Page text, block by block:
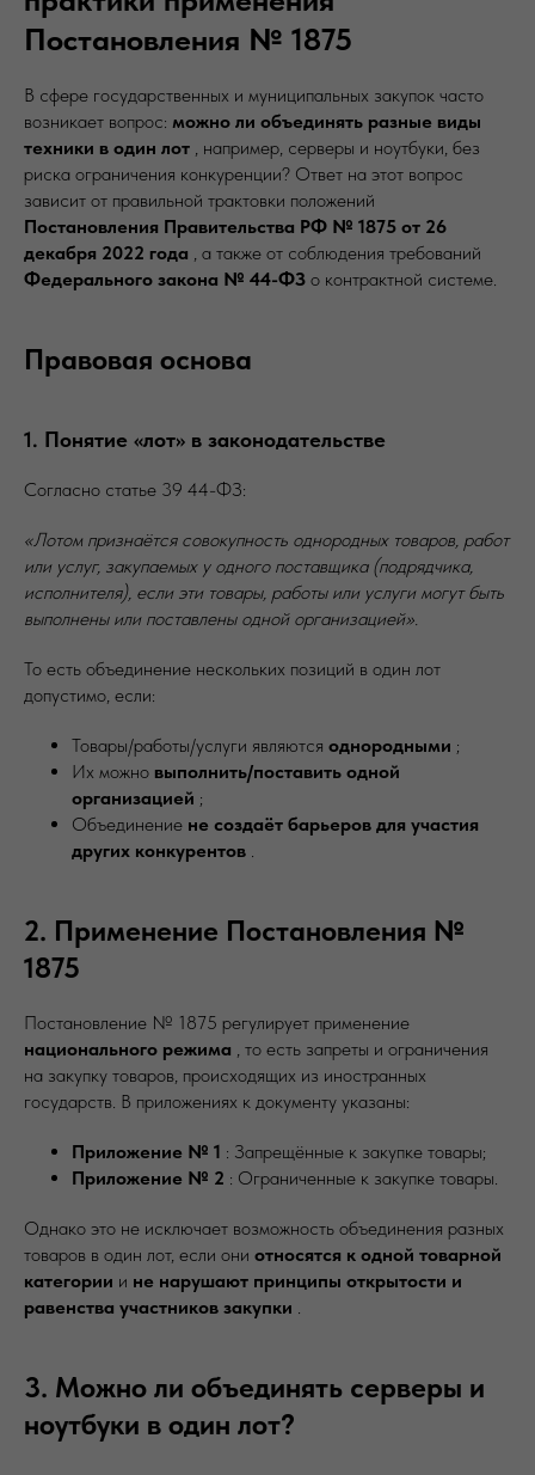
Постановления № 1875
В сфере государственных и муниципальных закупок часто
возникает вопрос: можно ли объединять разные виды
техники в один лот , например, серверы и ноутбуки, без
риска ограничения конкуренции? Ответ на этот вопрос
зависит от правильной трактовки положений
Постановления Правительства РФ № 1875 от 26
декабря 2022 года , а также от соблюдения требований
Федерального закона № 44-ФЗ о контрактной системе.
Правовая основа
1. Понятие «лот» в законодательстве
Согласно статье 39 44-ФЗ:
«Лотом признаётся совокупность однородных товаров, работ
или услуг, закупаемых у одного поставщика (подрядчика,
исполнителя), если эти товары, работы или услуги могут быть
выполнены или поставлены одной организацией».
То есть объединение нескольких позиций в один лот
допустимо, если:
Товары/работы/услуги являются однородными ;
Их можно выполнить/поставить одной
организацией ;
Объединение не создаёт барьеров для участия
других конкурентов .
2. Применение Постановления №
1875
Постановление № 1875 регулирует применение
национального режима , то есть запреты и ограничения
на закупку товаров, происходящих из иностранных
государств. В приложениях к документу указаны:
Приложение № 1 : Запрещённые к закупке товары;
Приложение № 2 : Ограниченные к закупке товары.
Однако это не исключает возможность объединения разных
товаров в один лот, если они относятся к одной товарной
категории и не нарушают принципы открытости и
равенства участников закупки .
3. Можно ли объединять серверы и
ноутбуки в один лот?